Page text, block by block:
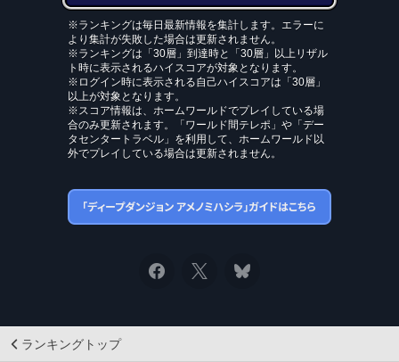
※ランキングは毎日最新情報を集計します。エラーに
より集計が失敗した場合は更新されません。
※ランキングは「30層」到達時と「30層」以上リザル
ト時に表示されるハイスコアが対象となります。
※ログイン時に表示される自己ハイスコアは「30層」
以上が対象となります。
※スコア情報は、ホームワールドでプレイしている場
合のみ更新されます。「ワールド間テレポ」や「デー
タセンタートラベル」を利用して、ホームワールド以
外でプレイしている場合は更新されません。
ランキングトップ